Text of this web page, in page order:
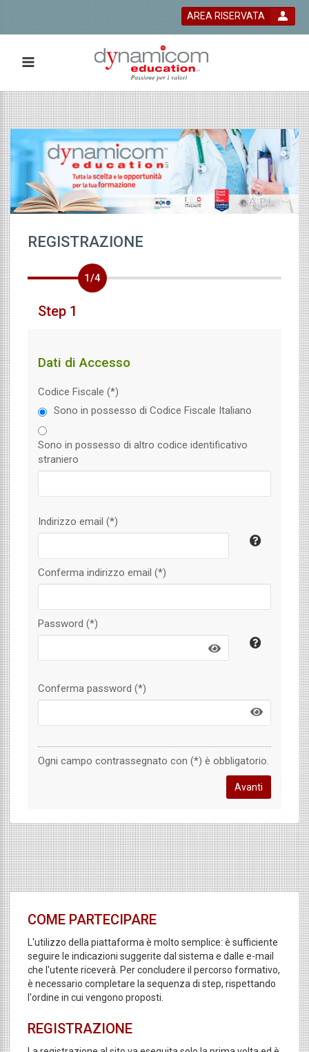
bla
AREA RISERVATA
REGISTRAZIONE
1/4
Step 1
Dati di Accesso
Codice Fiscale (*)
Sono in possesso di Codice Fiscale Italiano
Sono in possesso di altro codice identificativo
straniero
Indirizzo email (*)
Conferma indirizzo email (*)
Password (*)
Conferma password (*)
Ogni campo contrassegnato con (*) è obbligatorio.
COME PARTECIPARE
L'utilizzo della piattaforma è molto semplice: è sufficiente
seguire le indicazioni suggerite dal sistema e dalle e-mail
che l'utente riceverà. Per concludere il percorso formativo,
è necessario completare la sequenza di step, rispettando
l'ordine in cui vengono proposti.
REGISTRAZIONE